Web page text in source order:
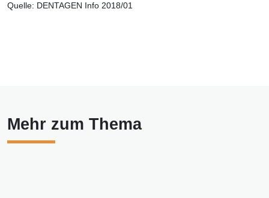
Quelle: DENTAGEN Info 2018/01
Mehr zum Thema